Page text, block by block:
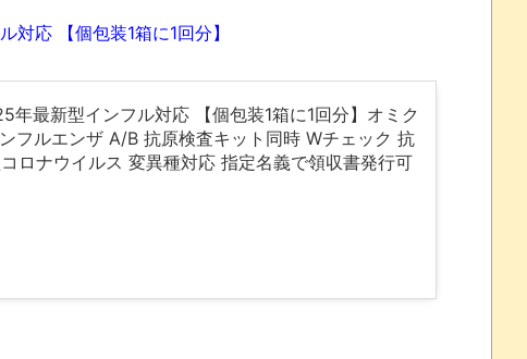
応 【個包装1箱に1回分】
最新型インフル対応 【個包装1箱に1回分】オミク
フルエンザ A/B 抗原検査キット同時 Wチェック 抗
ロナウイルス 変異種対応 指定名義で領収書発行可